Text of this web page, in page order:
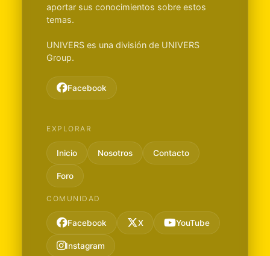
aportar sus conocimientos sobre estos
temas.
UNIVERS es una división de UNIVERS
Group.
Facebook
EXPLORAR
Inicio Nosotros Contacto
Foro
COMUNIDAD
Facebook X YouTube
Instagram